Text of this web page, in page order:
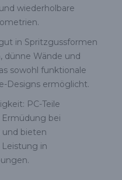
wiederholbare
in Spritzgussformen
dünne Wände und
sowohl funktionale
Designs ermöglicht.
PC-Teile
bei
und bieten
in